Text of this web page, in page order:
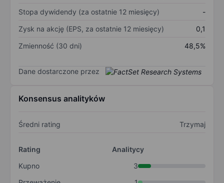
Stopa dywidendy (za ostatnie 12 miesięcy)
-
Zysk na akcję (EPS, za ostatnie 12 miesięcy)
0,1
Zmienność (30 dni)
48,5%
Dane dostarczone przez
Konsensus analityków
Średni rating Trzymaj
Rating
Analitycy
Kupno
3